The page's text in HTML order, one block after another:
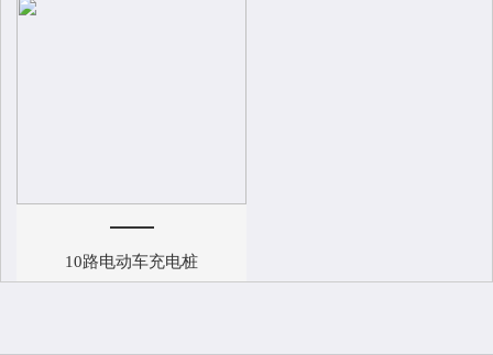
10路电动车充电桩